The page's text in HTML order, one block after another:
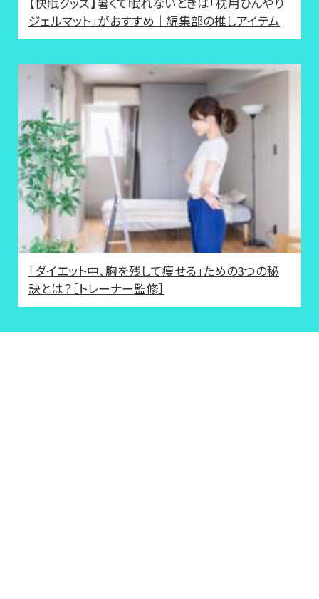
ジェルマット」がおすすめ｜編集部の推しアイテム
「ダイエット中、胸を残して痩せる」ための3つの秘
訣とは？［トレーナー監修］